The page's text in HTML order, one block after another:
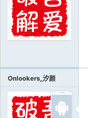
Onlookers_汐颜